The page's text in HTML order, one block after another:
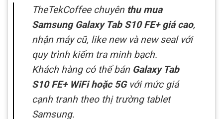
TheTekCoffee chuyên thu mua
Samsung Galaxy Tab S10 FE+ giá cao,
nhận máy cũ, like new và new seal với
quy trình kiểm tra minh bạch.
Khách hàng có thể bán Galaxy Tab
S10 FE+ WiFi hoặc 5Gvới mức giá
cạnh tranh theo thị trường tablet
Samsung.